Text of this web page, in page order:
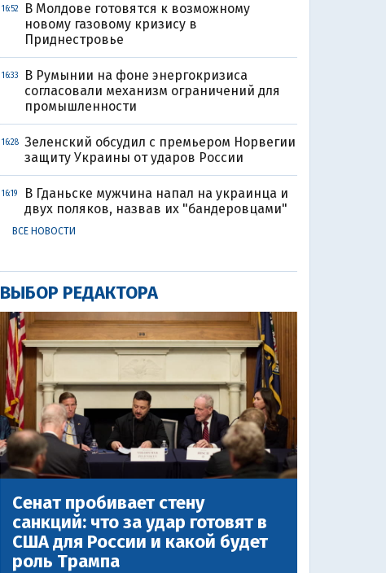
16:52
В Молдове готовятся к возможному
новому газовому кризису в
Приднестровье
16:33
В Румынии на фоне энергокризиса
согласовали механизм ограничений для
промышленности
16:28
Зеленский обсудил с премьером Норвегии
защиту Украины от ударов России
16:19
В Гданьске мужчина напал на украинца и
двух поляков, назвав их "бандеровцами"
ВСЕ НОВОСТИ
ВЫБОР РЕДАКТОРА
Сенат пробивает стену
санкций: что за удар готовят в
США для России и какой будет
роль Трампа